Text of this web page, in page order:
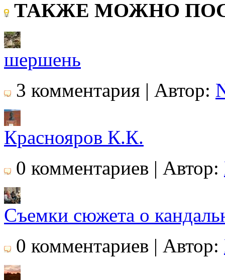
ТАКЖЕ МОЖНО
шершень
3 комментария | Автор:
Краснояров К.К.
0 комментариев | Автор:
Съемки сюжета о
0 комментариев | Автор: